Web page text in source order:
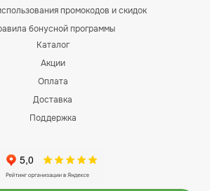
промокодов и скидок
бонусной программы
Каталог
Акции
Оплата
Доставка
Поддержка